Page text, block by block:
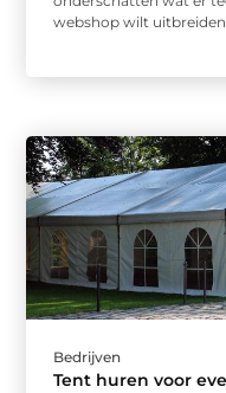
webshop wilt uitbreiden
Bedrijven
Tent huren voor